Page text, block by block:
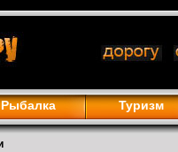
Рыбалка Туризм